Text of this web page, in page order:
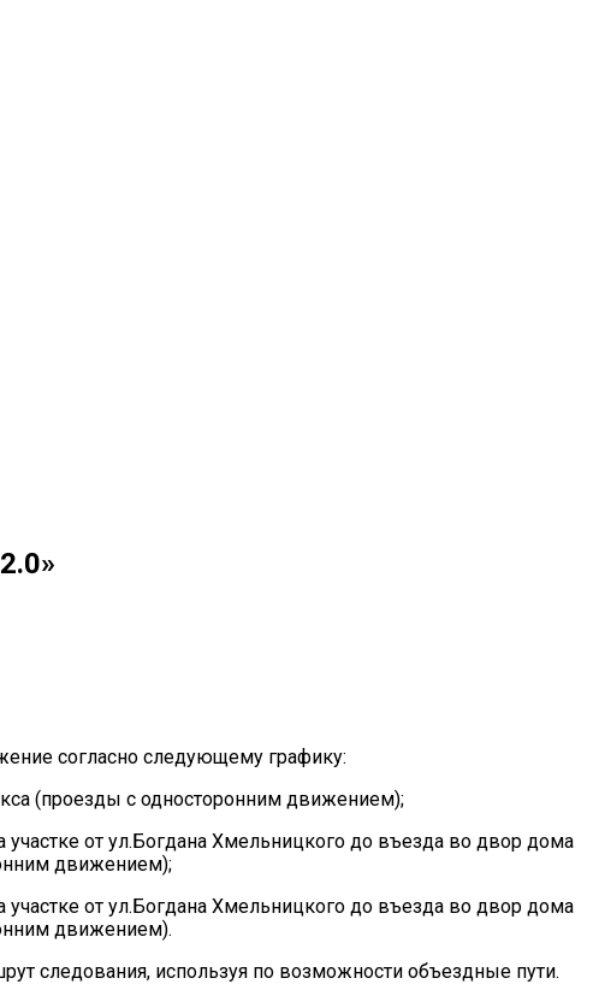
согласно следующему графику:
(проезды с односторонним движением);
участке от ул.Богдана Хмельницкого до въезда во двор дома
движением);
участке от ул.Богдана Хмельницкого до въезда во двор дома
движением).
следования, используя по возможности объездные пути.